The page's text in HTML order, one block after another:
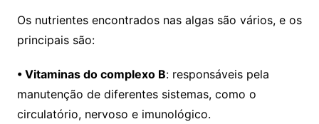
Os nutrientes encontrados nas algas são vários, e os
principais são:
• Vitaminas do complexo B: responsáveis pela
manutenção de diferentes sistemas, como o
circulatório, nervoso e imunológico.